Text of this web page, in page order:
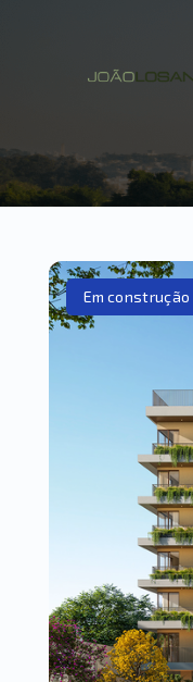
Em construção